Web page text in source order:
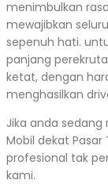
menimbulkan
mewajibkan
sepenuh hati.
panjang
ketat, dengan
menghasilkan
Jika anda
Mobil dekat
profesional tak
kami.